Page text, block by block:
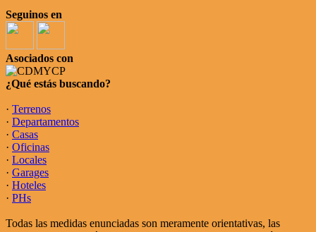
Seguinos en
Asociados con
¿Qué estás buscando?
· Terrenos
· Departamentos
· Casas
· Oficinas
· Locales
· Garages
· Hoteles
· PHs
Todas las medidas enunciadas son meramente orientativas, las